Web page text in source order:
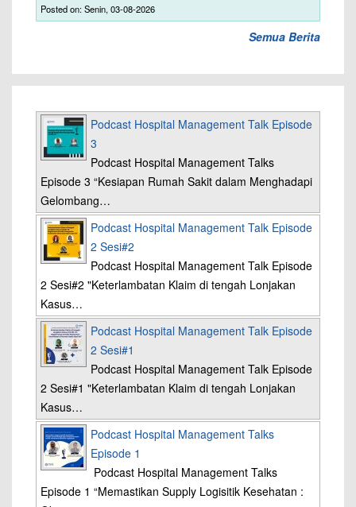
Posted on: Senin, 03-08-2026
Semua Berita
Podcast Hospital Management Talk Episode
3
Podcast Hospital Management Talks
Episode 3 “Kesiapan Rumah Sakit dalam Menghadapi
Gelombang…
Podcast Hospital Management Talk Episode
2 Sesi#2
Podcast Hospital Management Talk Episode
2 Sesi#2 "Keterlambatan Klaim di tengah Lonjakan
Kasus…
Podcast Hospital Management Talk Episode
2 Sesi#1
Podcast Hospital Management Talk Episode
2 Sesi#1 "Keterlambatan Klaim di tengah Lonjakan
Kasus…
Podcast Hospital Management Talks
Episode 1
Podcast Hospital Management Talks
Episode 1 “Memastikan Supply Logisitik Kesehatan :